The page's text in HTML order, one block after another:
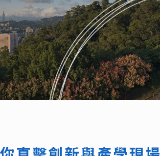
財
單
場地預約系統
聯絡我們